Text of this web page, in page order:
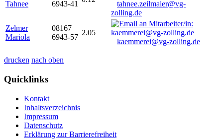
Tahnee
6943-41
tahnee.zeilmaier@vg-
zolling.de
Zelmer
Mariola
08167
6943-57
2.05
kaemmerei@vg-zolling.de
drucken nach oben
Quicklinks
Kontakt
Inhaltsverzeichnis
Impressum
Datenschutz
Erklärung zur Barrierefreiheit